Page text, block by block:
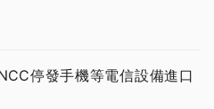
停發手機等電信設備進口